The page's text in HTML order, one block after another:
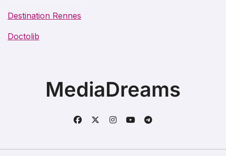
Destination Rennes
Doctolib
MediaDreams